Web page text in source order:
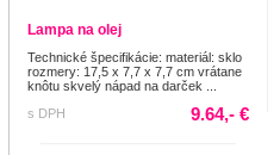
Lampa na olej
Technické špecifikácie: materiál: sklo
rozmery: 17,5 x 7,7 x 7,7 cm vrátane
knôtu skvelý nápad na darček ...
s DPH
9.64,- €